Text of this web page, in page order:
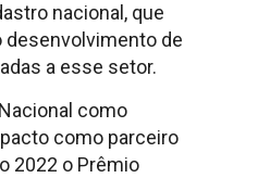
nacional, que
desenvolvimento de
a esse setor.
como
como parceiro
2022 o Prêmio